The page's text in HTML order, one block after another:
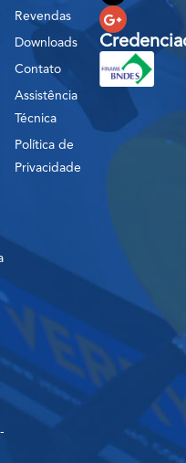
Revendas
Downloads
Contato
Assistência
Técnica
Política de
Privacidade